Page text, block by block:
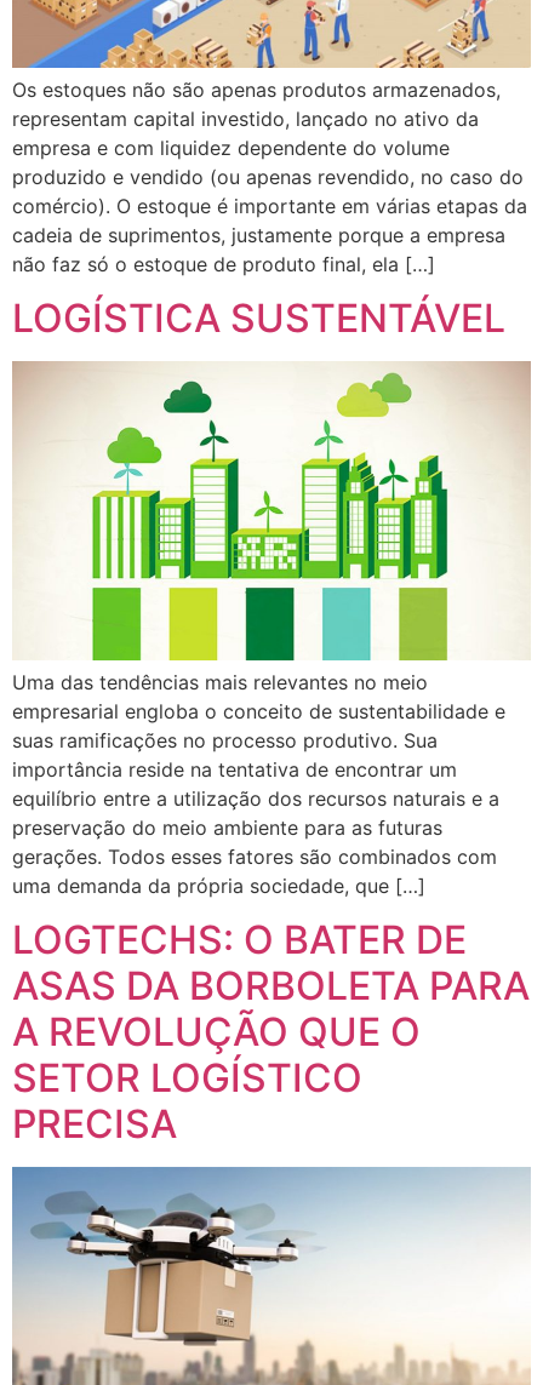
Os estoques não são apenas produtos armazenados,
representam capital investido, lançado no ativo da
empresa e com liquidez dependente do volume
produzido e vendido (ou apenas revendido, no caso do
comércio). O estoque é importante em várias etapas da
cadeia de suprimentos, justamente porque a empresa
não faz só o estoque de produto final, ela […]
LOGÍSTICA SUSTENTÁVEL
Uma das tendências mais relevantes no meio
empresarial engloba o conceito de sustentabilidade e
suas ramificações no processo produtivo. Sua
importância reside na tentativa de encontrar um
equilíbrio entre a utilização dos recursos naturais e a
preservação do meio ambiente para as futuras
gerações. Todos esses fatores são combinados com
uma demanda da própria sociedade, que […]
LOGTECHS: O BATER DE
ASAS DA BORBOLETA PARA
A REVOLUÇÃO QUE O
SETOR LOGÍSTICO
PRECISA